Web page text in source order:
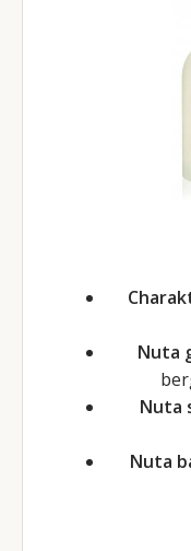
Nuta
Nuta
Nuta